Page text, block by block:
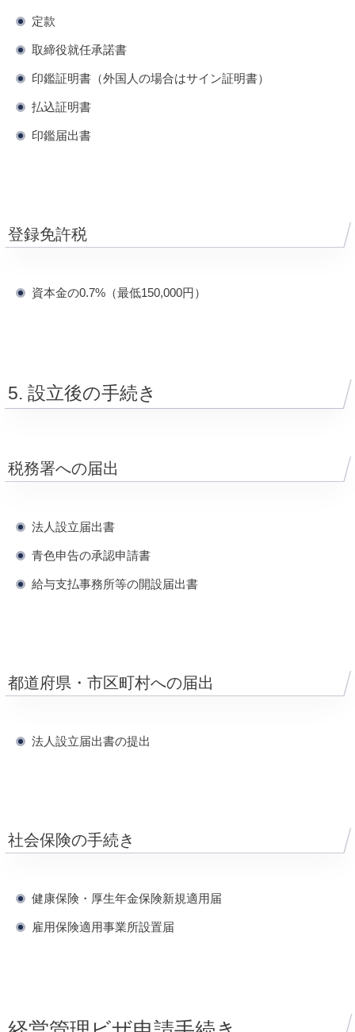
定款
取締役就任承諾書
印鑑証明書（外国人の場合はサイン証明書）
払込証明書
印鑑届出書
登録免許税
資本金の0.7%（最低150,000円）
5. 設立後の手続き
税務署への届出
法人設立届出書
青色申告の承認申請書
給与支払事務所等の開設届出書
都道府県・市区町村への届出
法人設立届出書の提出
社会保険の手続き
健康保険・厚生年金保険新規適用届
雇用保険適用事業所設置届